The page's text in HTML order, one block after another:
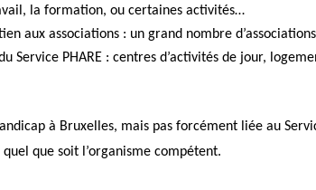
la formation, ou certaines activités…
aux associations : un grand nombre
Service PHARE : centres d’activités de jour,
à Bruxelles, mais pas forcément liée au
que soit l’organisme compétent.